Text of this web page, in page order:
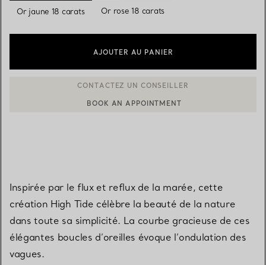
sélectionnés
Or jaune 18 carats Or rose 18 carats
AJOUTER AU PANIER
Inspirée par le flux et reflux de la marée, cette
création High Tide célèbre la beauté de la nature
dans toute sa simplicité. La courbe gracieuse de ces
élégantes boucles d’oreilles évoque l’ondulation des
vagues.